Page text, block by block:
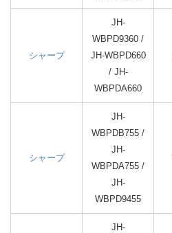
シャープ
JH-
WBPD9360 /
JH-WBPD660
/ JH-
WBPDA660
シャープ
JH-
WBPDB755 /
JH-
WBPDA755 /
JH-
WBPD9455
JH-